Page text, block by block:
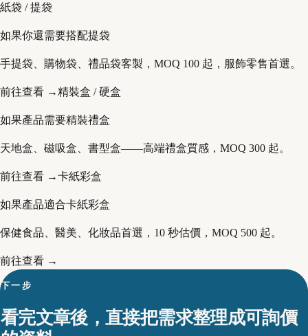
紙袋 / 提袋
如果你還需要搭配提袋
手提袋、購物袋、禮品袋客製，MOQ 100 起，服飾零售首選。
前往查看 →精裝盒 / 硬盒
如果產品需要精裝禮盒
天地盒、磁吸盒、書型盒——高端禮盒質感，MOQ 300 起。
前往查看 →卡紙彩盒
如果產品適合卡紙彩盒
保健食品、醫美、化妝品首選，10 秒估價，MOQ 500 起。
前往查看 →
下一步
看完文章後，直接把需求整理成可詢價